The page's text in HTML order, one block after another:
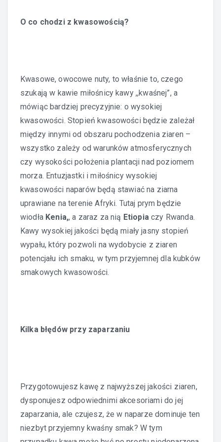
O co chodzi z kwasowością?
Kwasowe, owocowe nuty, to właśnie to, czego
szukają w kawie miłośnicy kawy ,,kwaśnej”, a
mówiąc bardziej precyzyjnie: o wysokiej
kwasowości. Stopień kwasowości będzie zależał
między innymi od obszaru pochodzenia ziaren –
wszystko zależy od warunków atmosferycznych
czy wysokości położenia plantacji nad poziomem
morza. Entuzjastki i miłośnicy wysokiej
kwasowości naparów będą stawiać na ziarna
uprawiane na terenie Afryki. Tutaj prym będzie
wiodła Kenia,, a zaraz za nią Etiopiaczy Rwanda.
Kawy wysokiej jakości będą miały jasny stopień
wypału, który pozwoli na wydobycie z ziaren
potencjału ich smaku, w tym przyjemnej dla kubków
smakowych kwasowości.
Kilka błędów przy zaparzaniu
Przygotowujesz kawę z najwyższej jakości ziaren,
dysponujesz odpowiednimi akcesoriami do jej
zaparzania, ale czujesz, że w naparze dominuje ten
niezbyt przyjemny kwaśny smak? W tym